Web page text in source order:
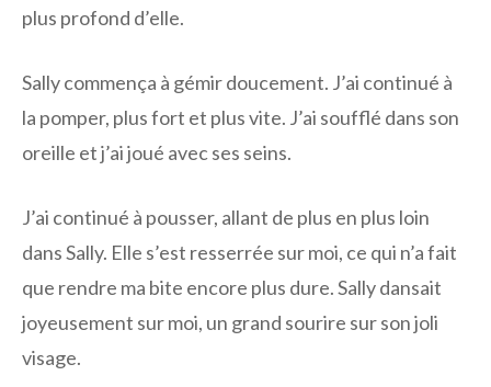
plus profond d’elle.
Sally commença à gémir doucement. J’ai continué à
la pomper, plus fort et plus vite. J’ai soufflé dans son
oreille et j’ai joué avec ses seins.
J’ai continué à pousser, allant de plus en plus loin
dans Sally. Elle s’est resserrée sur moi, ce qui n’a fait
que rendre ma bite encore plus dure. Sally dansait
joyeusement sur moi, un grand sourire sur son joli
visage.